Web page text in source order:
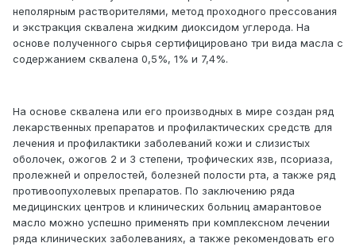
неполярным растворителями, метод проходного прессования
и экстракция сквалена жидким диоксидом углерода. На
основе полученного сырья сертифицировано три вида масла с
содержанием сквалена 0,5%, 1% и 7,4%.
На основе сквалена или его производных в мире создан ряд
лекарственных препаратов и профилактических средств для
лечения и профилактики заболеваний кожи и слизистых
оболочек, ожогов 2 и 3 степени, трофических язв, псориаза,
пролежней и опрелостей, болезней полости рта, а также ряд
противоопухолевых препаратов. По заключению ряда
медицинских центров и клинических больниц амарантовое
масло можно успешно применять при комплексном лечении
ряда клинических заболеваниях, а также рекомендовать его